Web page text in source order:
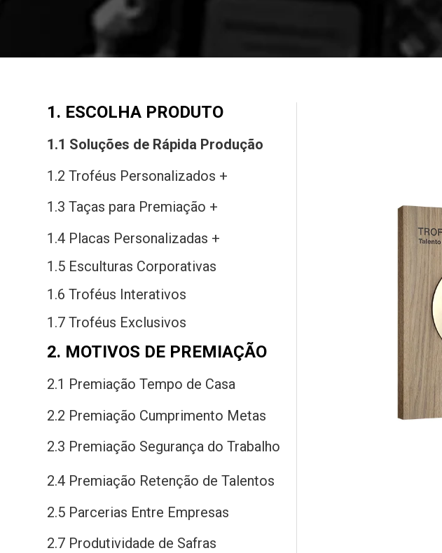
1. ESCOLHA PRODUTO
1.1 Soluções de Rápida Produção
1.2 Troféus Personalizados +
1.3 Taças para Premiação +
1.4 Placas Personalizadas +
1.5 Esculturas Corporativas
1.6 Troféus Interativos
1.7 Troféus Exclusivos
2. MOTIVOS DE PREMIAÇÃO
2.1 Premiação Tempo de Casa
2.2 Premiação Cumprimento Metas
2.3 Premiação Segurança do Trabalho
2.4 Premiação Retenção de Talentos
2.5 Parcerias Entre Empresas
2.7 Produtividade de Safras